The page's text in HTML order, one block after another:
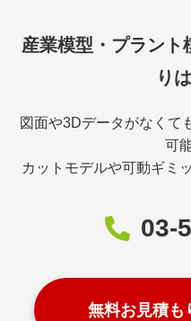
産業模型・プラント
り
図面や3Dデータがなくて
可
カットモデルや可動ギミ
03-
無料お見積も